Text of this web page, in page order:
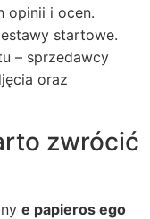
opinii i ocen.
startowe.
– sprzedawcy
oraz
zwrócić
e papieros ego